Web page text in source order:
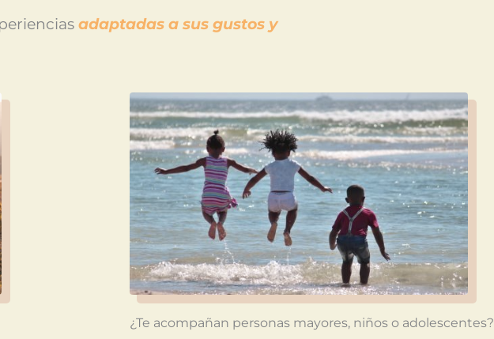
adaptadas a sus gustos y
¿Te acompañan personas mayores, niños o adolescentes?